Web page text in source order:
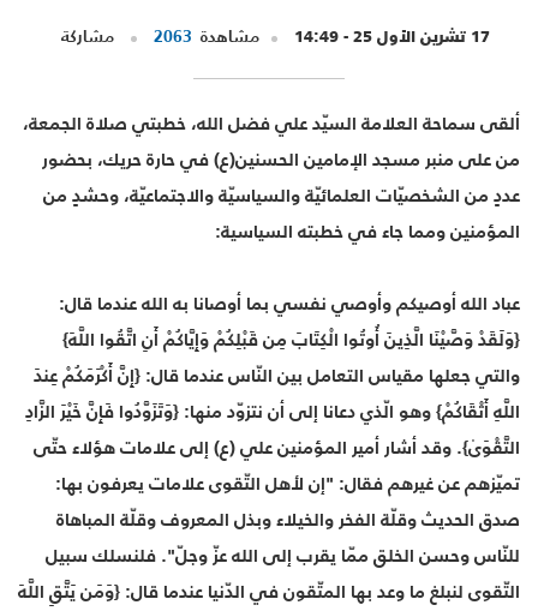
17 تشرين الأول 25 - 14:49 مشاهدة 2063 مشاركة
ألقى سماحة العلامة السيّد علي فضل الله، خطبتي صلاة الجمعة،
من على منبر مسجد الإمامين الحسنين(ع) في حارة حريك، بحضور
عددٍ من الشخصيّات العلمائيّة والسياسيّة والاجتماعيّة، وحشدٍ من
المؤمنين ومما جاء في خطبته السياسية:
عباد الله أوصيكم وأوصي نفسي بما أوصانا به الله عندما قال:
{وَلَقَدْ وَصَّيْنَا الَّذِينَ أُوتُوا الْكِتَابَ مِن قَبْلِكُمْ وَإِيَّاكُمْ أَنِ اتَّقُوا اللَّهَ}
والتي جعلها مقياس التعامل بين النّاس عندما قال: {إِنَّ أَكْرَمَكُمْ عِندَ
اللَّهِ أَتْقَاكُمْ} وهو الّذي دعانا إلى أن نتزوّد منها: {وَتَزَوَّدُوا فَإِنَّ خَيْرَ الزَّادِ
التَّقْوَىٰ}. وقد أشار أمير المؤمنين علي (ع) إلى علامات هؤلاء حتّى
تميّزهم عن غيرهم فقال: "إن لأهل التّقوى علامات يعرفون بها:
صدق الحديث وقلّة الفخر والخيلاء وبذل المعروف وقلّة المباهاة
للنّاس وحسن الخلق ممّا يقرب إلى الله عزّ وجلّ". فلنسلك سبيل
التّقوى لنبلغ ما وعد بها المتّقون في الدّنيا عندما قال: {وَمَن يَتَّقِ اللَّهَ